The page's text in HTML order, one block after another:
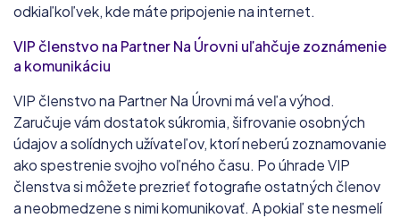
odkiaľkoľvek, kde máte pripojenie na internet.
VIP členstvo na Partner Na Úrovni uľahčuje zoznámenie
a komunikáciu
VIP členstvo na Partner Na Úrovni má veľa výhod.
Zaručuje vám dostatok súkromia, šifrovanie osobných
údajov a solídnych užívateľov, ktorí neberú zoznamovanie
ako spestrenie svojho voľného času. Po úhrade VIP
členstva si môžete prezrieť fotografie ostatných členov
a neobmedzene s nimi komunikovať. A pokiaľ ste nesmelí